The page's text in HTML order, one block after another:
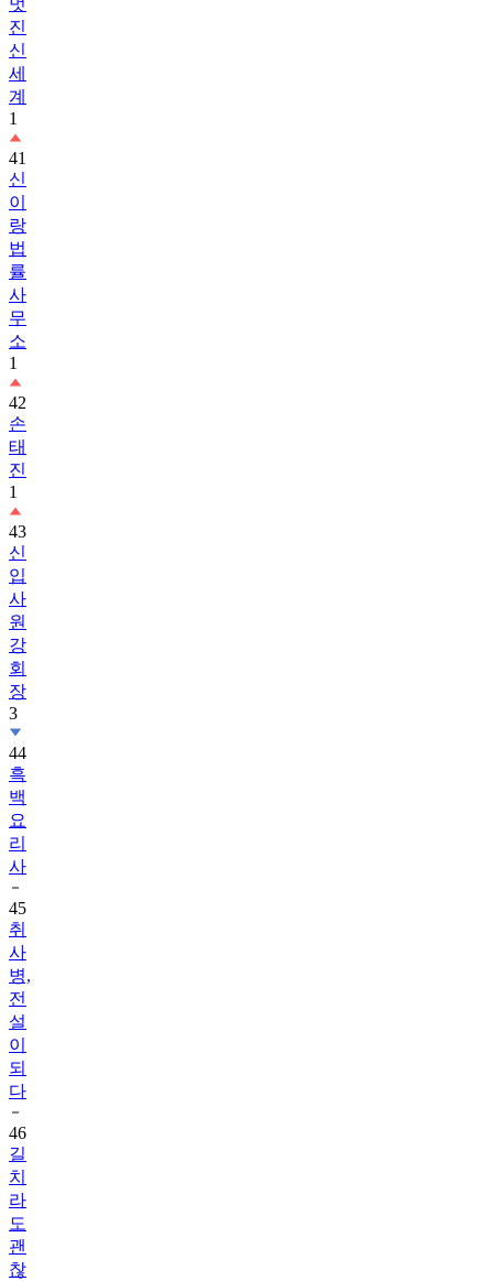
진
신
세
계
1
41
신
이
랑
법
률
사
무
소
1
42
손
태
진
1
43
신
입
사
원
강
회
장
3
44
흑
백
요
리
사
45
취
사
병,
전
설
이
되
다
46
길
치
라
도
괜
찮